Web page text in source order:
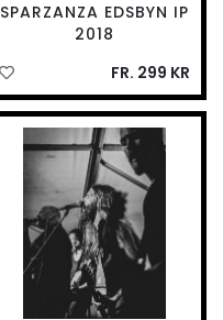
SPARZANZA EDSBYN IP
2018
FR. 299 KR